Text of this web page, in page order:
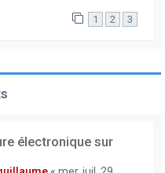
1 2 3
électronique sur